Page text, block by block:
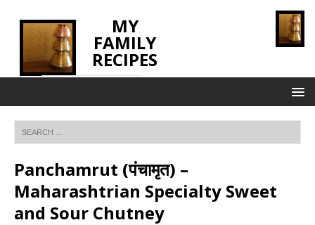
MY
FAMILY
RECIPES
Panchamrut (पंचामृत) –
Maharashtrian Specialty Sweet
and Sour Chutney